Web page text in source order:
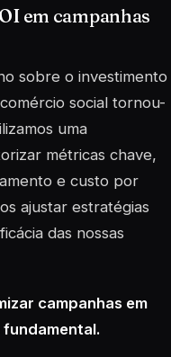
em campanhas
sobre o investimento
social tornou-
uma
métricas chave,
e custo por
ajustar estratégias
das nossas
campanhas em